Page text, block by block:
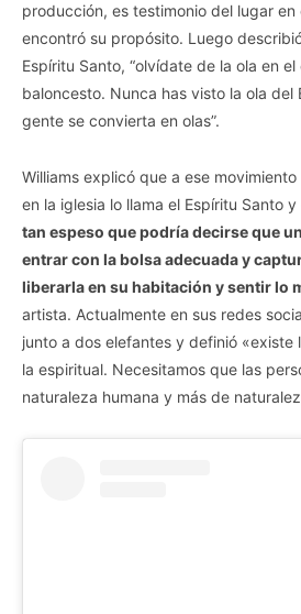
producción, es testimonio del lugar en
encontró su propósito. Luego
Espíritu Santo, “olvídate de la ola en
baloncesto. Nunca has visto la ola del
gente se convierta en olas”.
Williams explicó que a ese
en la iglesia lo llama el Espíritu Santo
tan espeso que podría decirse que
entrar con la bolsa adecuada y
liberarla en su habitación y sentir lo
artista. Actualmente en sus redes
junto a dos elefantes y definió «existe
la espiritual. Necesitamos que las
naturaleza humana y más de